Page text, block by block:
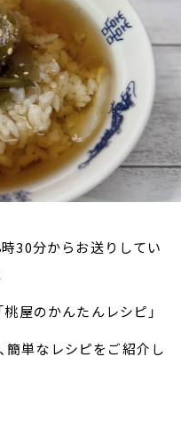
30分からお送りしてい
屋のかんたんレシピ」
簡単なレシピをご紹介し